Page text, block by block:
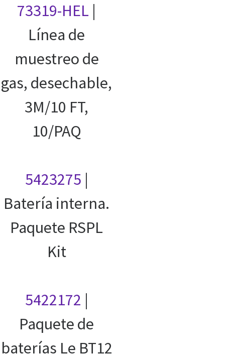
73319-HEL |
Línea de
muestreo de
gas, desechable,
3M/10 FT,
10/PAQ
5423275 |
Batería interna.
Paquete RSPL
Kit
5422172 |
Paquete de
baterías Le BT12